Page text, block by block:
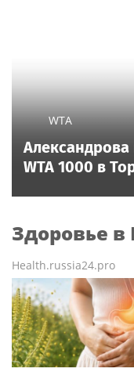
WTA
WTA 1000 в
Здоровье в
Health.russia24.pro